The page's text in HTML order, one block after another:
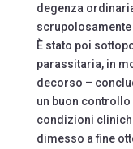
degenza
È stato poi
parassitaria, in
decorso –
un buon
condizioni
dimesso a fine